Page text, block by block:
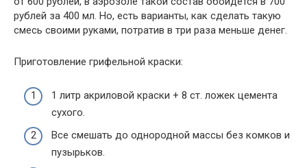
рублей за 400 мл. Но, есть варианты, как сделать такую
смесь своими руками, потратив в три раза меньше денег.
Приготовление грифельной краски:
1 литр акриловой краски + 8 ст. ложек цемента
сухого.
Все смешать до однородной массы без комков и
пузырьков.